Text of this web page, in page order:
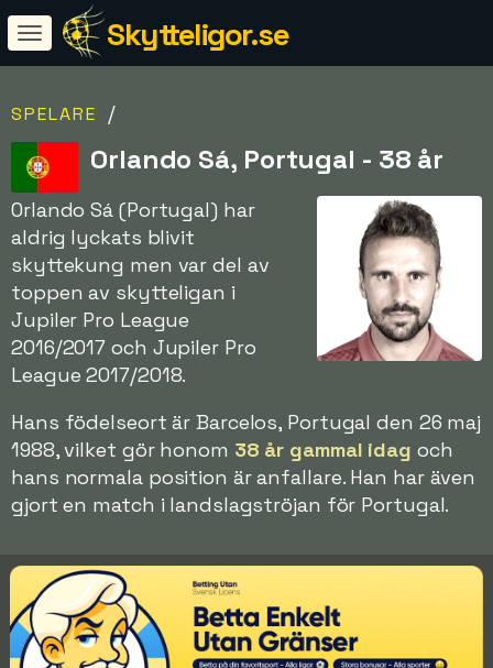
Skytteligor.se
SPELARE /
Orlando Sá, Portugal - 38 år
Orlando Sá (Portugal) har
aldrig lyckats blivit
skyttekung men var del av
toppen av skytteligan i
Jupiler Pro League
2016/2017 och Jupiler Pro
League 2017/2018.
Hans födelseort är Barcelos, Portugal den 26 maj
1988, vilket gör honom 38 år gammal idag och
hans normala position är anfallare. Han har även
gjort en match i landslagströjan för Portugal.